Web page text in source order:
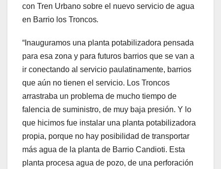
con Tren Urbano sobre el nuevo servicio de agua
en Barrio los Troncos.
“Inauguramos una planta potabilizadora pensada
para esa zona y para futuros barrios que se van a
ir conectando al servicio paulatinamente, barrios
que aún no tienen el servicio. Los Troncos
arrastraba un problema de mucho tiempo de
falencia de suministro, de muy baja presión. Y lo
que hicimos fue instalar una planta potabilizadora
propia, porque no hay posibilidad de transportar
más agua de la planta de Barrio Candioti. Esta
planta procesa agua de pozo, de una perforación